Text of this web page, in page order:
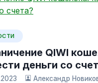
QIWI
деньги со
Александр